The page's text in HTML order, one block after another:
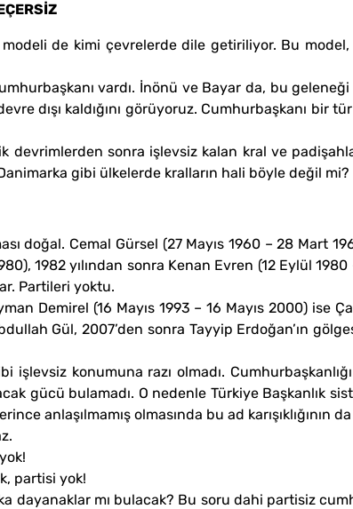
de kimi çevrelerde dile getiriliyor. Bu
vardı. İnönü ve Bayar da, bu
dışı kaldığını görüyoruz. Cumhurbaşkanı bir
devrimlerden sonra işlevsiz kalan kral ve
gibi ülkelerde kralların hali böyle değil mi?
doğal. Cemal Gürsel (27 Mayıs 1960 – 28 Mart
1982 yılından sonra Kenan Evren (12 Eylül
Partileri yoktu.
Demirel (16 Mayıs 1993 – 16 Mayıs 2000) ise
Gül, 2007’den sonra Tayyip Erdoğan’ın
işlevsiz konumuna razı olmadı.
gücü bulamadı. O nedenle Türkiye Başkanlık
anlaşılmamış olmasında bu ad karışıklığının
partisi yok!
mı bulacak? Bu soru dahi partisiz